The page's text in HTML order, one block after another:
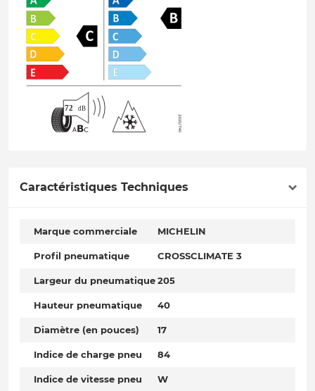
Caractéristiques Techniques
Marque commerciale MICHELIN
Profil pneumatique CROSSCLIMATE 3
Largeur du pneumatique205
Hauteur pneumatique 40
Diamètre (en pouces) 17
Indice de charge pneu 84
Indice de vitesse pneu W